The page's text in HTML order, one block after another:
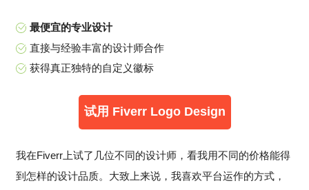
最便宜的专业设计
直接与经验丰富的设计师合作
获得真正独特的自定义徽标
试用 Fiverr Logo Design
我在Fiverr上试了几位不同的设计师，看我用不同的价格能得
到怎样的设计品质。大致上来说，我喜欢平台运作的方式，